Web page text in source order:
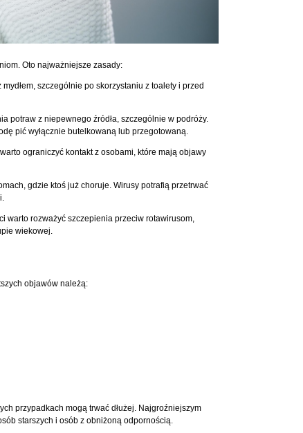
Oto najważniejsze zasady:
szczególnie po skorzystaniu z toalety i przed
potraw z niepewnego źródła, szczególnie w podróży.
pić wyłącznie butelkowaną lub przegotowaną.
ograniczyć kontakt z osobami, które mają objawy
gdzie ktoś już choruje. Wirusy potrafią przetrwać
warto rozważyć szczepienia przeciw rotawirusom,
wiekowej.
objawów należą:
przypadkach mogą trwać dłużej. Najgroźniejszym
starszych i osób z obniżoną odpornością.